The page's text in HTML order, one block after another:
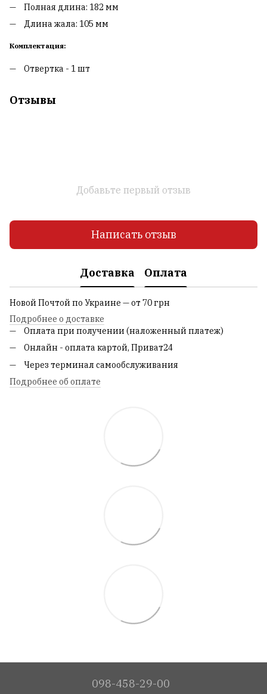
Полная длина: 182 мм
Длина жала: 105 мм
Комплектация:
Отвертка - 1 шт
Отзывы
Добавьте первый отзыв
Написать отзыв
Доставка Оплата
Новой Почтой по Украине — от 70 грн
Подробнее о доставке
Оплата при получении (наложенный платеж)
Онлайн - оплата картой, Приват24
Через терминал самообслуживания
Подробнее об оплате
098-458-29-00